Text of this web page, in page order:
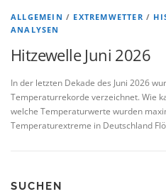
ALLGEMEIN / EXTREMWETTER /
ANALYSEN
Hitzewelle Juni 2026
In der letzten Dekade des Juni 2026
Temperaturrekorde verzeichnet. Wie
welche Temperaturwerte wurden
Temperaturextreme in Deutschland
SUCHEN